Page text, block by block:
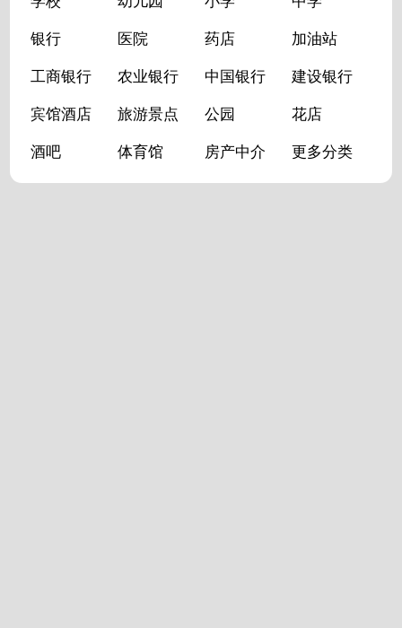
银行 医院 药店 加油站
工商银行 农业银行 中国银行 建设银行
宾馆酒店 旅游景点 公园 花店
酒吧 体育馆 房产中介 更多分类